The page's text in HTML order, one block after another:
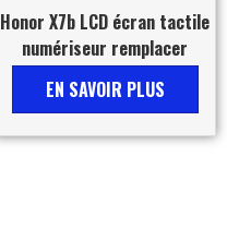
Honor X7b LCD écran tactile
numériseur remplacer
EN SAVOIR PLUS